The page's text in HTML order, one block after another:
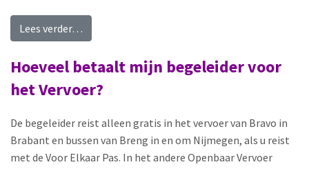
Lees verder…
Hoeveel betaalt mijn begeleider voor
het Vervoer?
De begeleider reist alleen gratis in het vervoer van Bravo in
Brabant en bussen van Breng in en om Nijmegen, als u reist
met de Voor Elkaar Pas. In het andere Openbaar Vervoer